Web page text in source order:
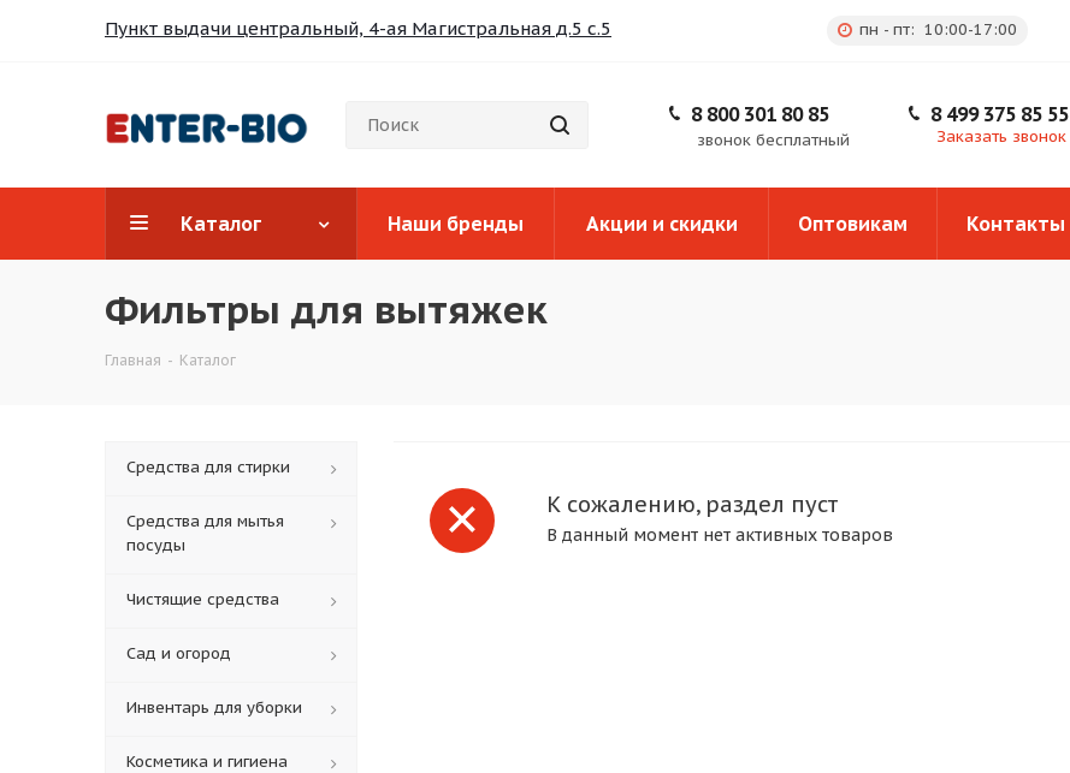
Пункт выдачи центральный, 4-ая Магистральная д.5 с.5 пн - пт: 10:00-17:00
8 800 301 80 85
звонок бесплатный
8 499 375 85 55
Заказать звонок
Каталог Наши бренды Акции и скидки Оптовикам Контакты
Фильтры для вытяжек
Главная - Каталог
К сожалению, раздел пуст
В данный момент нет активных товаров
Средства для стирки
Средства для мытья
посуды
Чистящие средства
Сад и огород
Инвентарь для уборки
Косметика и гигиена